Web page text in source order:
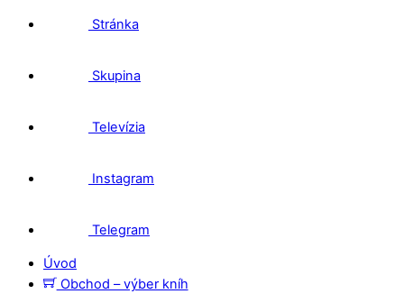
Stránka
Skupina
Televízia
Instagram
Telegram
Úvod
Obchod – výber kníh